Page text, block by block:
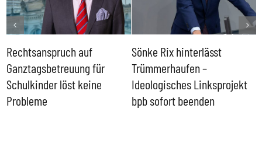
Rechtsanspruch auf
Ganztagsbetreuung für
Schulkinder löst keine
Probleme
Sönke Rix hinterlässt
Trümmerhaufen –
Ideologisches Linksprojekt
bpb sofort beenden